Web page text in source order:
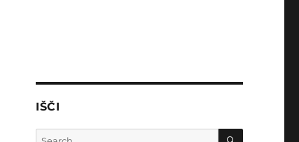
IŠČI
Search
SEARCH